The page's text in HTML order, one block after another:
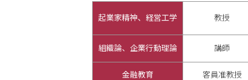
起業家精神、経営工学 教授
組織論、企業行動理論 講師
金融教育 客員准教授